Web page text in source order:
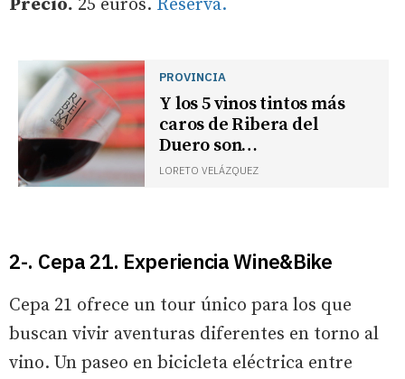
Precio. 25 euros. Reserva.
PROVINCIA
Y los 5 vinos tintos más
caros de Ribera del
Duero son…
LORETO VELÁZQUEZ
2-. Cepa 21. Experiencia Wine&Bike
Cepa 21 ofrece un tour único para los que
buscan vivir aventuras diferentes en torno al
vino. Un paseo en bicicleta eléctrica entre